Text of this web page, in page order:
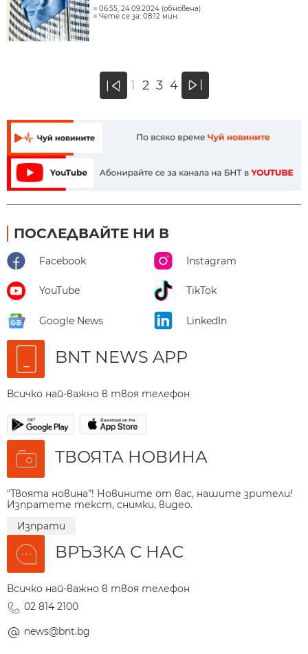
06:55, 24.09.2024 (обновена)
Чете се за: 08:12 мин.
« 1 2 3 4 »
ПОСЛЕДВАЙТЕ НИ В
Facebook Instagram
YouTube TikTok
Google News LinkedIn
BNT NEWS APP
Всичко най-важно в твоя телефон
ТВОЯТА НОВИНА
"Твоята новина"! Новините от вас, нашите зрители!
Изпратете текст, снимки, видео.
Изпрати
ВРЪЗКА С НАС
Всичко най-важно в твоя телефон
02 814 2100
news@bnt.bg